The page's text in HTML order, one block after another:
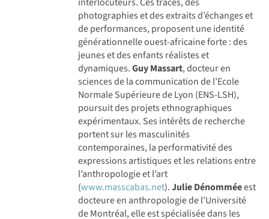
photographies et des extraits d’échanges et
de performances, proposent une identité
générationnelle ouest-africaine forte : des
jeunes et des enfants réalistes et
dynamiques.Guy Massart, docteur en
sciences de la communication de l’Ecole
Normale Supérieure de Lyon (ENS-LSH),
poursuit des projets ethnographiques
expérimentaux. Ses intérêts de recherche
portent sur les masculinités
contemporaines, la performativité des
expressions artistiques et les relations entre
l’anthropologie et l’art
(www.masscabas.net).Julie Dénomméeest
docteure en anthropologie de l’Université
de Montréal, elle est spécialisée dans les